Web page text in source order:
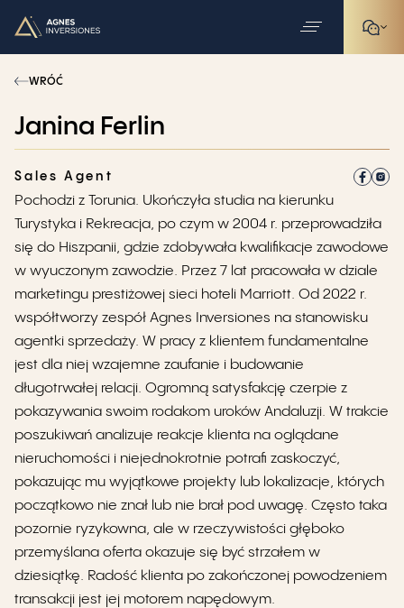
WRÓĆ
Janina Ferlin
Sales Agent
Pochodzi z Torunia. Ukończyła studia na kierunku
Turystyka i Rekreacja, po czym w 2004 r. przeprowadziła
się do Hiszpanii, gdzie zdobywała kwalifikacje zawodowe
w wyuczonym zawodzie. Przez 7 lat pracowała w dziale
marketingu prestiżowej sieci hoteli Marriott. Od 2022 r.
współtworzy zespół Agnes Inversiones na stanowisku
agentki sprzedaży. W pracy z klientem fundamentalne
jest dla niej wzajemne zaufanie i budowanie
długotrwałej relacji. Ogromną satysfakcję czerpie z
pokazywania swoim rodakom uroków Andaluzji. W trakcie
poszukiwań analizuje reakcje klienta na oglądane
nieruchomości i niejednokrotnie potrafi zaskoczyć,
pokazując mu wyjątkowe projekty lub lokalizacje, których
początkowo nie znał lub nie brał pod uwagę. Często taka
pozornie ryzykowna, ale w rzeczywistości głęboko
przemyślana oferta okazuje się być strzałem w
dziesiątkę. Radość klienta po zakończonej powodzeniem
transakcji jest jej motorem napędowym.